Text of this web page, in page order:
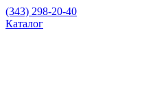
(343) 298-20-40
Каталог